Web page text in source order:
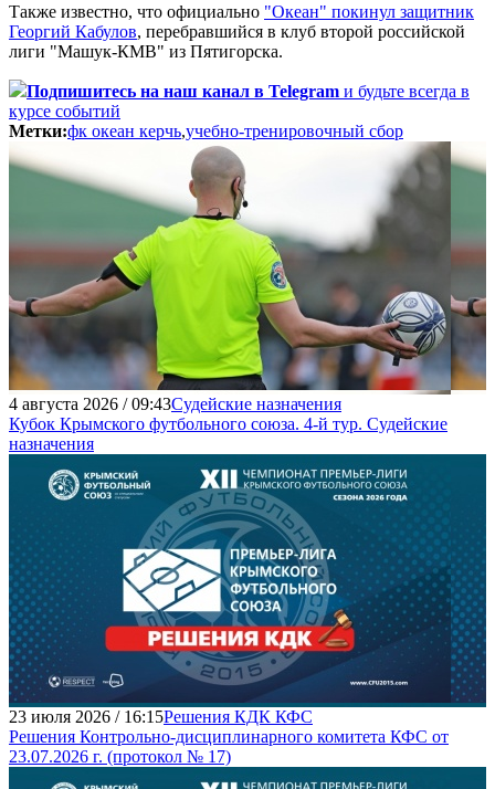
Также известно, что официально "Океан" покинул защитник
Георгий Кабулов, перебравшийся в клуб второй российской
лиги "Машук-КМВ" из Пятигорска.
Подпишитесь на наш канал в Telegram и будьте всегда в
курсе событий
Метки:фк океан керчь,учебно-тренировочный сбор
4 августа 2026 / 09:43Судейские назначения
Кубок Крымского футбольного союза. 4-й тур. Судейские
назначения
23 июля 2026 / 16:15Решения КДК КФС
Решения Контрольно-дисциплинарного комитета КФС от
23.07.2026 г. (протокол № 17)